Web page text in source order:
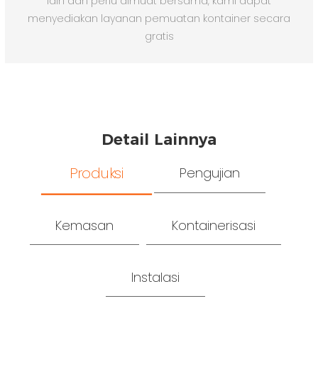
menyediakan layanan pemuatan kontainer secara
gratis
Detail Lainnya
Produksi Pengujian
Kemasan Kontainerisasi
Instalasi